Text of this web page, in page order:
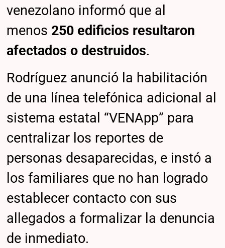
venezolano informó que al
menos 250 edificios resultaron
afectados o destruidos.
Rodríguez anunció la habilitación
de una línea telefónica adicional al
sistema estatal “VENApp” para
centralizar los reportes de
personas desaparecidas, e instó a
los familiares que no han logrado
establecer contacto con sus
allegados a formalizar la denuncia
de inmediato.